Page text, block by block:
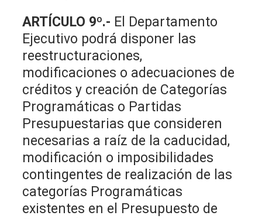
ARTÍCULO 9º.- El Departamento
Ejecutivo podrá disponer las
reestructuraciones,
modificaciones o adecuaciones de
créditos y creación de Categorías
Programáticas o Partidas
Presupuestarias que consideren
necesarias a raíz de la caducidad,
modificación o imposibilidades
contingentes de realización de las
categorías Programáticas
existentes en el Presupuesto de